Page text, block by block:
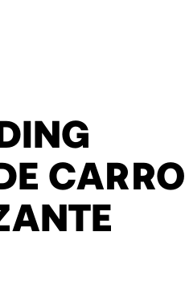
CARRO